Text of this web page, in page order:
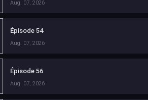
Aug. 07, 2026
Épisode 54
Aug. 07, 2026
Épisode 56
Aug. 07, 2026